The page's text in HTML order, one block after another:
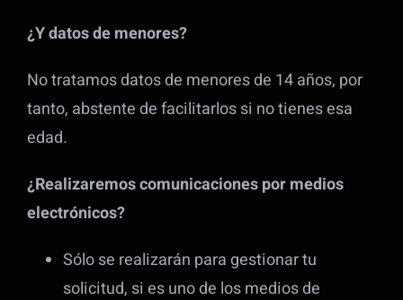
¿Y datos de menores?
No tratamos datos de menores de 14 años, por
tanto, abstente de facilitarlos si no tienes esa
edad.
¿Realizaremos comunicaciones por medios
electrónicos?
Sólo se realizarán para gestionar tu
solicitud, si es uno de los medios de